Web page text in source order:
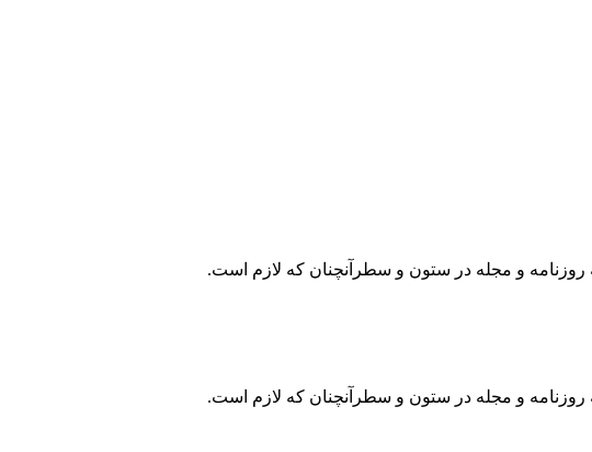
روزنامه و مجله در ستون و سطرآنچنان که لازم است.
روزنامه و مجله در ستون و سطرآنچنان که لازم است.